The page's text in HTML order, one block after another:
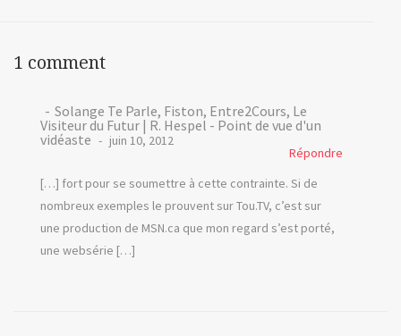
tou.tv
usb
1 comment
Solange Te Parle, Fiston, Entre2Cours, Le
Visiteur du Futur | R. Hespel - Point de vue d'un
vidéaste
juin 10, 2012
Répondre
[…] fort pour se soumettre à cette contrainte. Si de
nombreux exemples le prouvent sur Tou.TV, c’est sur
une production de MSN.ca que mon regard s’est porté,
une websérie […]